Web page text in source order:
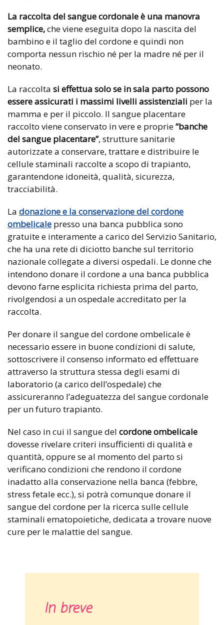
La raccolta del sangue cordonale è una manovra
semplice,che viene eseguita dopo la nascita del
bambino e il taglio del cordone e quindi non
comporta nessun rischio né per la madre né per il
neonato.
La raccolta si effettua solo se in sala parto possono
essere assicurati i massimi livelli assistenziali per la
mamma e per il piccolo. Il sangue placentare
raccolto viene conservato in vere e proprie“banche
del sangue placentare”, strutture sanitarie
autorizzate a conservare, trattare e distribuire le
cellule staminali raccolte a scopo di trapianto,
garantendone idoneità, qualità, sicurezza,
tracciabilità.
La donazione e la conservazione del cordone
ombelicale presso una banca pubblica sono
gratuite e interamente a carico del Servizio Sanitario,
che ha una rete di diciotto banche sul territorio
nazionale collegate a diversi ospedali. Le donne che
intendono donare il cordone a una banca pubblica
devono farne esplicita richiesta prima del parto,
rivolgendosi a un ospedale accreditato per la
raccolta.
Per donare il sangue del cordone ombelicale è
necessario essere in buone condizioni di salute,
sottoscrivere il consenso informato ed effettuare
attraverso la struttura stessa degli esami di
laboratorio (a carico dell’ospedale) che
assicureranno l’adeguatezza del sangue cordonale
per un futuro trapianto.
Nel caso in cui il sangue del cordone ombelicale
dovesse rivelare criteri insufficienti di qualità e
quantità, oppure se al momento del parto si
verificano condizioni che rendono il cordone
inadatto alla conservazione nella banca (febbre,
stress fetale ecc.), si potrà comunque donare il
sangue del cordone per la ricerca sulle cellule
staminali ematopoietiche, dedicata a trovare nuove
cure per le malattie del sangue.
In breve